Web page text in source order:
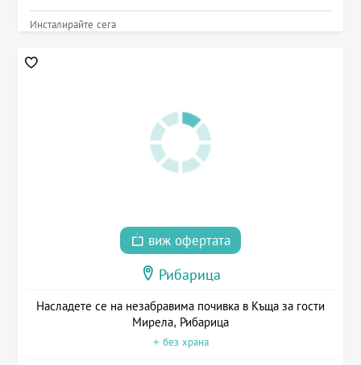
Инсталирайте сега
виж офертата
Рибарица
Насладете се на незабравима почивка в Къща за гости
Мирела, Рибарица
+ без храна